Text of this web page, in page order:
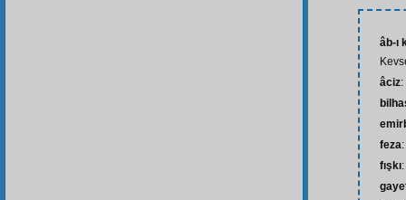
âb-ı
âciz
feza
fışkı